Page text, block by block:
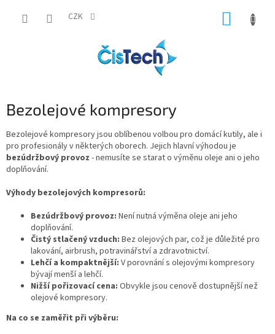
CZK
Bezolejové kompresory
Bezolejové kompresory jsou oblíbenou volbou pro domácí kutily, ale i
pro profesionály v některých oborech. Jejich hlavní výhodou je
bezúdržbový provoz - nemusíte se starat o výměnu oleje ani o jeho
doplňování.
Výhody bezolejových kompresorů:
Bezúdržbový provoz: Není nutná výměna oleje ani jeho
doplňování.
Čistý stlačený vzduch: Bez olejových par, což je důležité pro
lakování, airbrush, potravinářství a zdravotnictví.
Lehčí a kompaktnější: V porovnání s olejovými kompresory
bývají menší a lehčí.
Nižší pořizovací cena: Obvykle jsou cenově dostupnější než
olejové kompresory.
Na co se zaměřit při výběru: